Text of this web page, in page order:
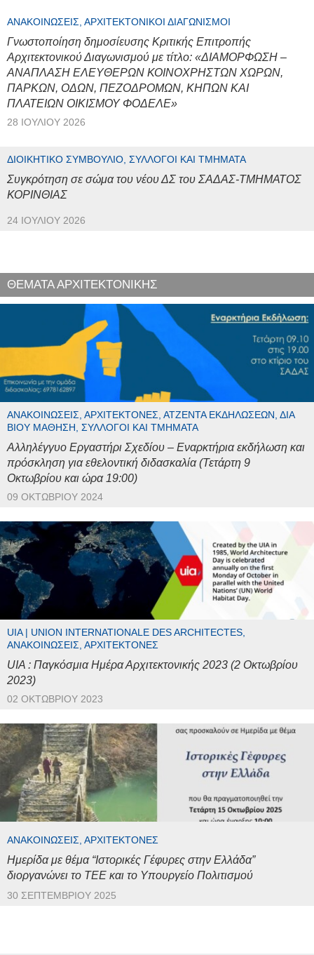
ΑΝΑΚΟΙΝΏΣΕΙΣ, ΑΡΧΙΤΕΚΤΟΝΙΚΟΊ ΔΙΑΓΩΝΙΣΜΟΊ
Γνωστοποίηση δημοσίευσης Κριτικής Επιτροπής
Αρχιτεκτονικού Διαγωνισμού με τίτλο: «ΔΙΑΜΟΡΦΩΣΗ –
ΑΝΑΠΛΑΣΗ ΕΛΕΥΘΕΡΩΝ ΚΟΙΝΟΧΡΗΣΤΩΝ ΧΩΡΩΝ,
ΠΑΡΚΩΝ, ΟΔΩΝ, ΠΕΖΟΔΡΟΜΩΝ, ΚΗΠΩΝ ΚΑΙ
ΠΛΑΤΕΙΩΝ ΟΙΚΙΣΜΟΥ ΦΟΔΕΛΕ»
28 ΙΟΥΛΊΟΥ 2026
ΔΙΟΙΚΗΤΙΚΌ ΣΥΜΒΟΎΛΙΟ, ΣΎΛΛΟΓΟΙ ΚΑΙ ΤΜΉΜΑΤΑ
Συγκρότηση σε σώμα του νέου ΔΣ του ΣΑΔΑΣ-ΤΜΗΜΑΤΟΣ
ΚΟΡΙΝΘΙΑΣ
24 ΙΟΥΛΊΟΥ 2026
ΘΕΜΑΤΑ ΑΡΧΙΤΕΚΤΟΝΙΚΗΣ
ΑΝΑΚΟΙΝΏΣΕΙΣ, ΑΡΧΙΤΈΚΤΟΝΕΣ, ΑΤΖΈΝΤΑ ΕΚΔΗΛΏΣΕΩΝ, ΔΙΆ
ΒΊΟΥ ΜΆΘΗΣΗ, ΣΎΛΛΟΓΟΙ ΚΑΙ ΤΜΉΜΑΤΑ
Αλληλέγγυο Εργαστήρι Σχεδίου – Εναρκτήρια εκδήλωση και
πρόσκληση για εθελοντική διδασκαλία (Τετάρτη 9
Οκτωβρίου και ώρα 19:00)
09 ΟΚΤΩΒΡΊΟΥ 2024
UIA | UNION INTERNATIONALE DES ARCHITECTES,
ΑΝΑΚΟΙΝΏΣΕΙΣ, ΑΡΧΙΤΈΚΤΟΝΕΣ
UIA : Παγκόσμια Ημέρα Αρχιτεκτονικής 2023 (2 Οκτωβρίου
2023)
02 ΟΚΤΩΒΡΊΟΥ 2023
ΑΝΑΚΟΙΝΏΣΕΙΣ, ΑΡΧΙΤΈΚΤΟΝΕΣ
Ημερίδα με θέμα “Ιστορικές Γέφυρες στην Ελλάδα”
διοργανώνει το ΤΕΕ και το Υπουργείο Πολιτισμού
30 ΣΕΠΤΕΜΒΡΊΟΥ 2025